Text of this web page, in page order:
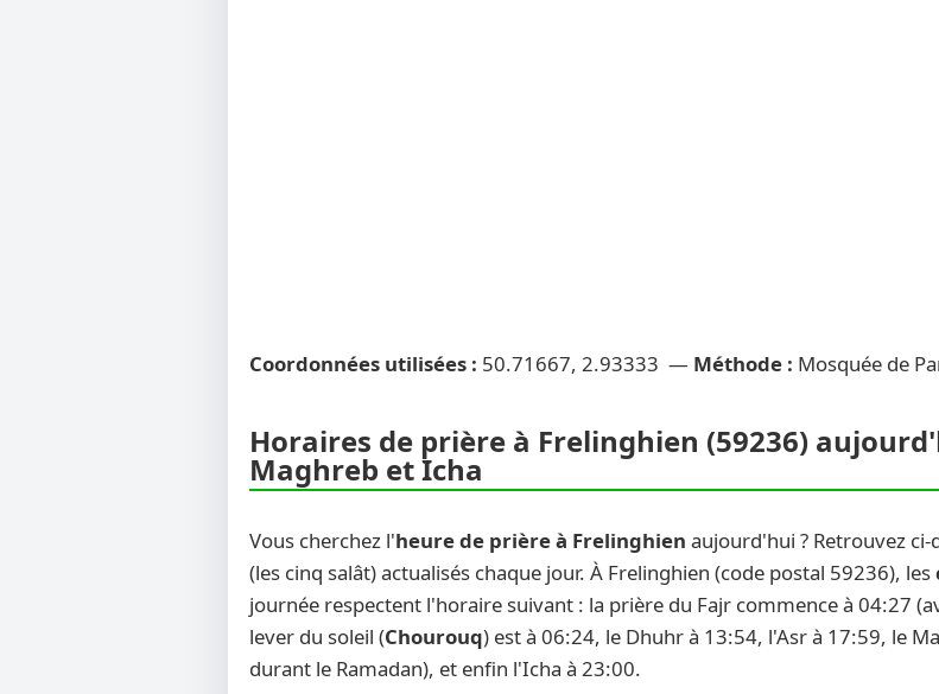
Coordonnées utilisées : 50.71667, 2.93333 — Méthode : Mosquée de
Horaires de prière à Frelinghien (59236)
Maghreb et Icha
Vous cherchez l'heure de prière à Frelinghien aujourd'hui ? Retrouvez ci-
(les cinq salât) actualisés chaque jour. À Frelinghien (code postal 59236), les
journée respectent l'horaire suivant : la prière du Fajr commence à 04:27
lever du soleil (Chourouq) est à 06:24, le Dhuhr à 13:54, l'Asr à 17:59, le
durant le Ramadan), et enfin l'Icha à 23:00.